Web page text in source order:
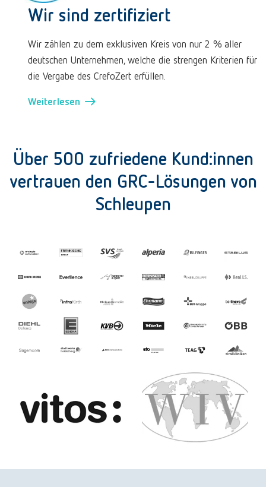
Wir sind zertifiziert
Wir zählen zu dem exklusiven Kreis von nur 2 % aller
deutschen Unternehmen, welche die strengen Kriterien für
die Vergabe des CrefoZert erfüllen.
Weiterlesen →
Über 500 zufriedene Kund:innen
vertrauen den GRC-Lösungen von
Schleupen